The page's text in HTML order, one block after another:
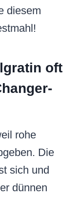
diesem
oft
rohe
Die
sich und
dünnen